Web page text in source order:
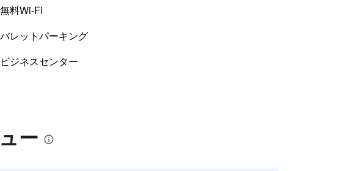
無料Wi-Fi
バレットパーキング
ビジネスセンター
ー